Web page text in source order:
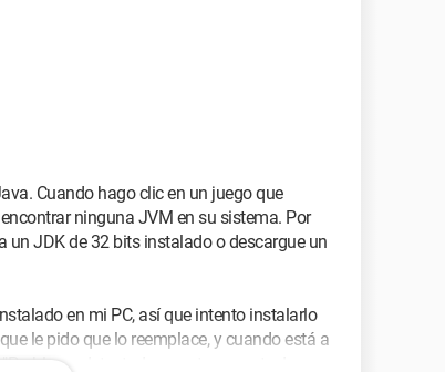
Cuando hago clic en un juego que
ninguna JVM en su sistema. Por
un JDK de 32 bits instalado o descargue un
en mi PC, así que intento instalarlo
le pido que lo reemplace, y cuando está a
detectado en este paquete de